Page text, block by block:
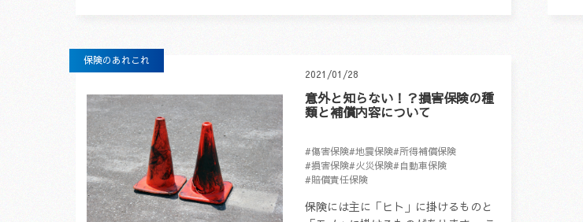
保険のあれこれ
2021/01/28
意外と知らない！？損害保険の種
類と補償内容について
#傷害保険#地震保険#所得補償保険
#損害保険#火災保険#自動車保険
#賠償責任保険
保険には主に「ヒト」に掛けるものと